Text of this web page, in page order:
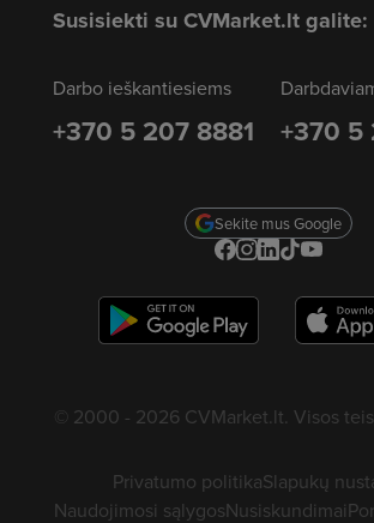
Susisiekti su CVMarket.lt galite:
Darbo ieškantiesiems
+370 5 207 8881 +370 5
Sekite mus Google
© 2000 - 2026 CVMarket.lt. Visos
Privatumo politikaSlapukų
Naudojimosi sąlygosNusiskundimai